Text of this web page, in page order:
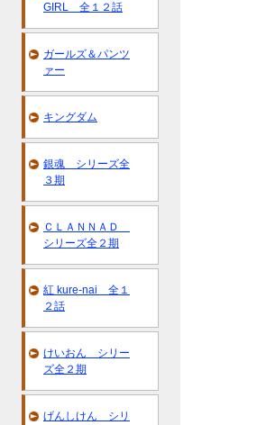
GIRL 全１２話
ガールズ＆パンツ
ァー
キングダム
銀魂 シリーズ全
３期
ＣＬＡＮＮＡＤ
シリーズ全２期
紅 kure-nai 全１
２話
けいおん シリー
ズ全２期
げんしけん シリ